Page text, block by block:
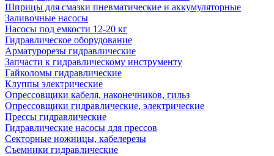
Шприцы для смазки пневматические и аккумуляторные
Заливочные насосы
Насосы под емкости 12-20 кг
Гидравлическое оборудование
Арматурорезы гидравлические
Запчасти к гидравлическому инструменту
Гайколомы гидравлические
Клуппы электрические
Опрессовщики кабеля, наконечников, гильз
Опрессовщики гидравлические, электрические
Прессы гидравлические
Гидравлические насосы для прессов
Секторные ножницы, кабелерезы
Съемники гидравлические